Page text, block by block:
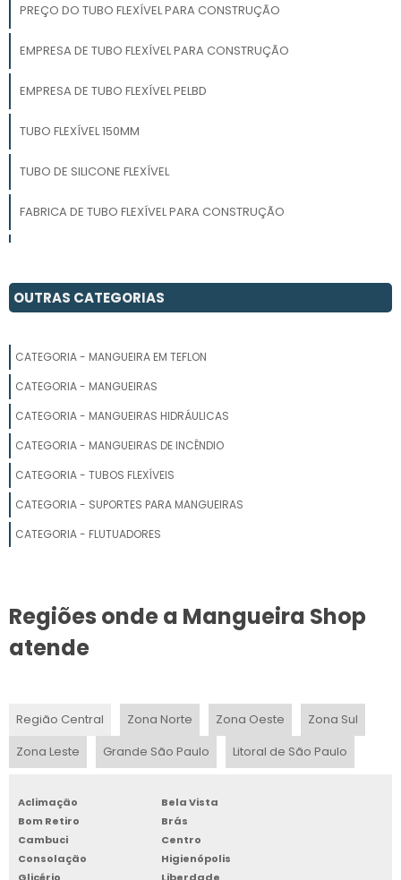
PREÇO DO TUBO FLEXÍVEL PARA CONSTRUÇÃO
EMPRESA DE TUBO FLEXÍVEL PARA CONSTRUÇÃO
EMPRESA DE TUBO FLEXÍVEL PELBD
TUBO FLEXÍVEL 150MM
TUBO DE SILICONE FLEXÍVEL
FABRICA DE TUBO FLEXÍVEL PARA CONSTRUÇÃO
INDUSTRIA DE TUBO FLEXÍVEL PARA IRRIGAÇÃO
TUBO FLEXÍVEL
TUBO FLEXÍVEL 2 POLEGADAS
TUBO FLEXÍVEL PEBD SP
TUBO FLEXÍVEL 50MM
INDUSTRIA DE TUBO FLEXÍVEL PELBD
FORNECEDOR DE TUBO FLEXÍVEL PEBD
TUBO FLEXIVEL PVC 100MM
TUBO FLEXÍVEL AR COMPRIMIDO
OUTRAS CATEGORIAS
CATEGORIA - MANGUEIRA EM TEFLON
CATEGORIA - MANGUEIRAS
CATEGORIA - MANGUEIRAS HIDRÁULICAS
CATEGORIA - MANGUEIRAS DE INCÊNDIO
CATEGORIA - TUBOS FLEXÍVEIS
CATEGORIA - SUPORTES PARA MANGUEIRAS
CATEGORIA - FLUTUADORES
Regiões onde a Mangueira Shop
atende
Região Central Zona Norte Zona Oeste
Zona Sul
Zona Leste
Grande São Paulo Litoral de São Paulo
Aclimação
Bela Vista
Bom Retiro
Brás
Cambuci
Centro
Consolação
Higienópolis